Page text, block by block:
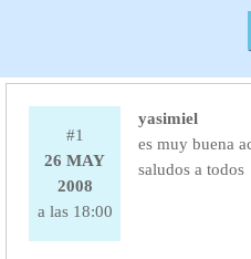
#1
26 MAY
2008
a las 18:00
yasimiel
es muy buena
saludos a todos